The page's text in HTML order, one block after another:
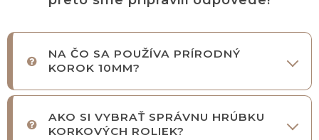
NA ČO SA POUŽÍVA PRÍRODNÝ
KOROK 10MM?
AKO SI VYBRAŤ SPRÁVNU HRÚBKU
KORKOVÝCH ROLIEK?